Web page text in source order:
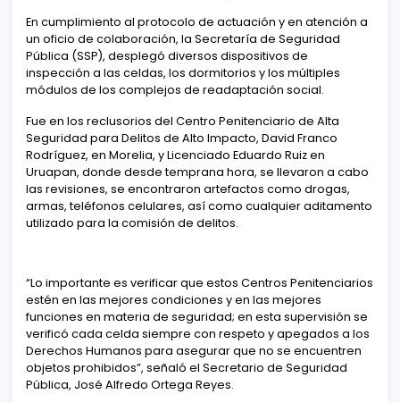
En cumplimiento al protocolo de actuación y en atención a
un oficio de colaboración, la Secretaría de Seguridad
Pública (SSP), desplegó diversos dispositivos de
inspección a las celdas, los dormitorios y los múltiples
módulos de los complejos de readaptación social.
Fue en los reclusorios del Centro Penitenciario de Alta
Seguridad para Delitos de Alto Impacto, David Franco
Rodríguez, en Morelia, y Licenciado Eduardo Ruiz en
Uruapan, donde desde temprana hora, se llevaron a cabo
las revisiones, se encontraron artefactos como drogas,
armas, teléfonos celulares, así como cualquier aditamento
utilizado para la comisión de delitos.
“Lo importante es verificar que estos Centros Penitenciarios
estén en las mejores condiciones y en las mejores
funciones en materia de seguridad; en esta supervisión se
verificó cada celda siempre con respeto y apegados a los
Derechos Humanos para asegurar que no se encuentren
objetos prohibidos”, señaló el Secretario de Seguridad
Pública, José Alfredo Ortega Reyes.